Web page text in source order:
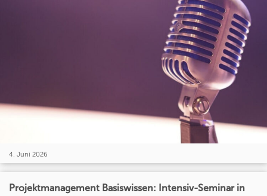
4. Juni 2026
Projektmanagement Basiswissen: Intensiv-Seminar in